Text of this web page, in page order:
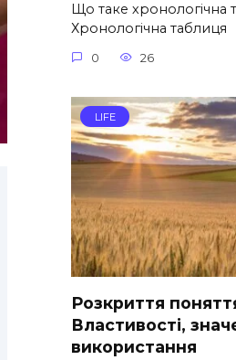
Що таке хронологічна
Хронологічна таблиця
0 26
LIFE
Розкриття
Властивості,
використання